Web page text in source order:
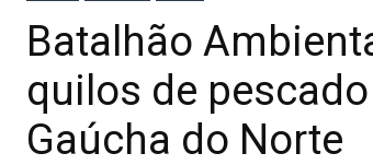
Batalhão
quilos de
Gaúcha do Norte